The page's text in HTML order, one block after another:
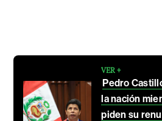
VER +
Pedro
la nación
piden su